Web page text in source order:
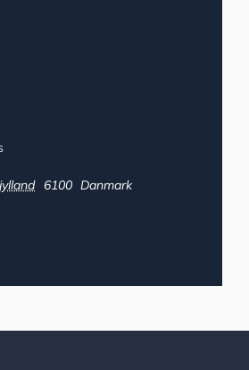
6100 Danmark